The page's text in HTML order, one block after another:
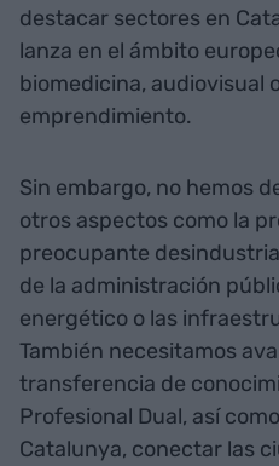
destacar sectores en
lanza en el ámbito
biomedicina, audiovisual
emprendimiento.
Sin embargo, no hemos
otros aspectos como la
preocupante
de la administración
energético o las
También necesitamos
transferencia de
Profesional Dual, así
Catalunya, conectar las